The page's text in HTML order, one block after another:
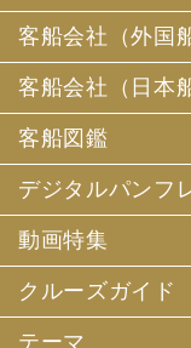
客船会社（外国
客船会社（日本
客船図鑑
デジタルパンフ
動画特集
クルーズガイド
テーマ